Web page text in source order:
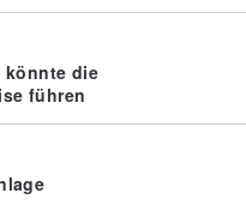
könnte die
führen